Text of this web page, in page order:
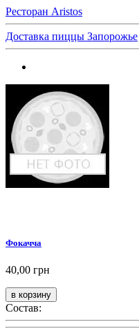
Ресторан Aristos
Доставка пиццы Запорожье
Фокачча
40,00 грн
Состав: